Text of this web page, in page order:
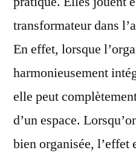
transformateur dans
En effet, lorsque
harmonieusement
elle peut
d’un espace.
bien organisée, l’effet